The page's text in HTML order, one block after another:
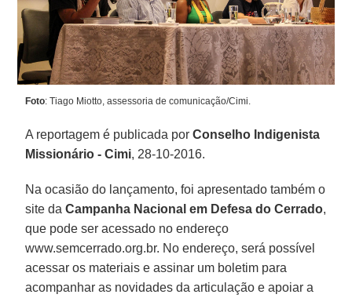
Foto: Tiago Miotto, assessoria de comunicação/Cimi.
A reportagem é publicada porConselho Indigenista
Missionário - Cimi, 28-10-2016.
Na ocasião do lançamento, foi apresentado também o
site daCampanha Nacional em Defesa do Cerrado,
que pode ser acessado no endereço
www.semcerrado.org.br. No endereço, será possível
acessar os materiais e assinar um boletim para
acompanhar as novidades da articulação e apoiar a